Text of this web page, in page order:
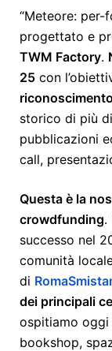
“Meteore: per-
progettato e
TWM Factory.
25 con
storico di più
pubblicazioni
call,
Questa è la
crowdfunding.
successo nel
comunità
di Roma
dei principali
ospitiamo oggi
bookshop,